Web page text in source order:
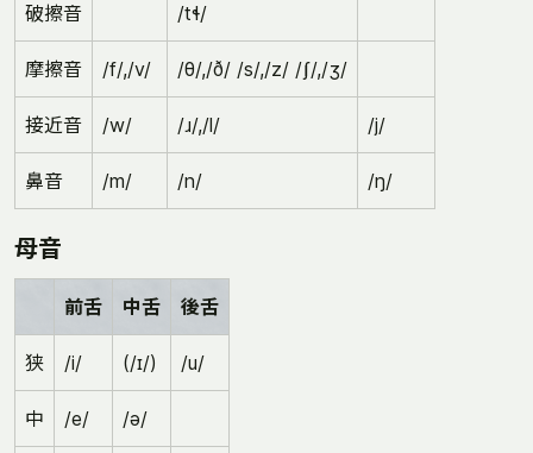
破擦音 /tɬ/
摩擦音 /f/,/v/ /θ/,/ð/ /s/,/z/ /ʃ/,/ʒ/
接近音 /w/ /ɹ/,/l/ /j/
鼻音 /m/ /n/ /ŋ/
母音
前舌 中舌 後舌
狭 /i/ (/ɪ/) /u/
中 /e/ /ə/